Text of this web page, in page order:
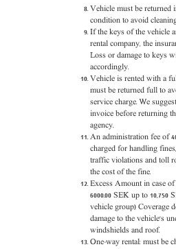
Vehicle must be returned
condition to avoid
If the keys of the vehicle
rental company, the
Loss or damage to keys
accordingly.
Vehicle is rented with a
must be returned full to
service charge. We
invoice before returning
agency.
An administration fee of
charged for handling
traffic violations and toll
the cost of the fine.
Excess Amount in case of
6000.00 SEK up to 10,750
vehicle group) Coverage
damage to the vehicle's
windshields and roof.
One-way rental: must be